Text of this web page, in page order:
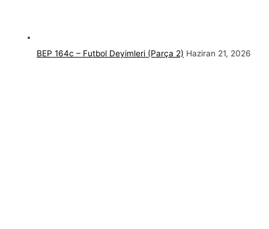
BEP 164c – Futbol Deyimleri (Parça 2) Haziran 21, 2026